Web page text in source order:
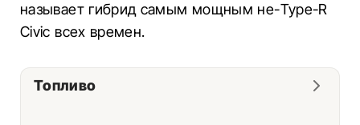
называет гибрид самым мощным не-Type-R
Civic всех времен.
Топливо